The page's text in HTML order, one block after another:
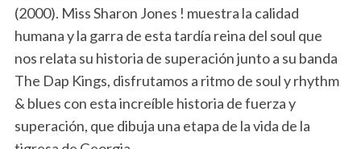
(2000). Miss Sharon Jones ! muestra la calidad
humana y la garra de esta tardía reina del soul que
nos relata su historia de superación junto a su banda
The Dap Kings, disfrutamos a ritmo de soul y rhythm
& blues con esta increíble historia de fuerza y
superación, que dibuja una etapa de la vida de la